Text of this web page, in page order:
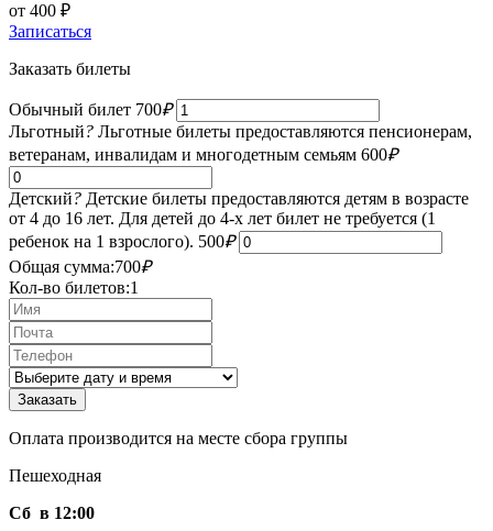
от 400 ₽
Записаться
Заказать билеты
Обычный билет 700₽
Льготный? Льготные билеты предоставляются пенсионерам,
ветеранам, инвалидам и многодетным семьям 600₽
Детский? Детские билеты предоставляются детям в возрасте
от 4 до 16 лет. Для детей до 4-х лет билет не требуется (1
ребенок на 1 взрослого). 500₽
Общая сумма:700₽
Кол-во билетов:1
Оплата производится на месте сбора группы
Пешеходная
Сб в 12:00